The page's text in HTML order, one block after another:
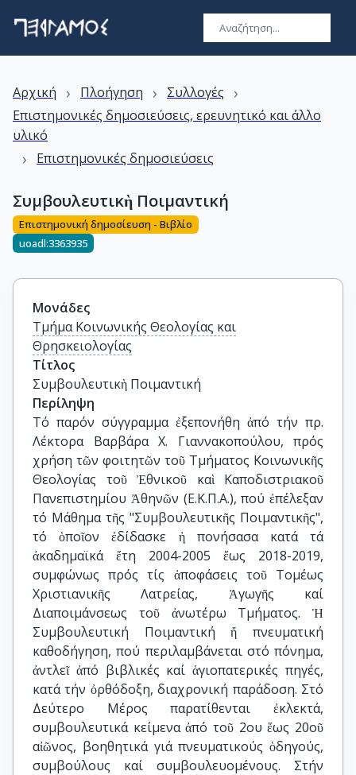
Αρχική › Πλοήγηση › Συλλογές ›
Επιστημονικές δημοσιεύσεις, ερευνητικό και άλλο
υλικό
› Επιστημονικές δημοσιεύσεις
Συμβουλευτικὴ Ποιμαντική
Επιστημονική δημοσίευση - Βιβλίο
uoadl:3363935
Μονάδες
Τμήμα Κοινωνικής Θεολογίας και
Θρησκειολογίας
Τίτλος
Συμβουλευτικὴ Ποιμαντική
Περίληψη
Τό παρόν σύγγραμμα ἐξεπονήθη ἀπό τήν πρ.
Λέκτορα Βαρβάρα Χ. Γιαννακοπούλου, πρός
χρήση τῶν φοιτητῶν τοῦ Τμήματος Κοινωνικῆς
Θεολογίας τοῦ Ἐθνικοῦ καὶ Καποδιστριακοῦ
Πανεπιστημίου Ἀθηνῶν (Ε.Κ.Π.Α.), πού ἐπέλεξαν
τό Μάθημα τῆς "Συμβουλευτικῆς Ποιμαντικῆς",
τό ὁποῖον ἐδίδασκε ἡ πονήσασα κατά τά
ἀκαδημαϊκά ἔτη 2004-2005 ἕως 2018-2019,
συμφώνως πρός τίς ἀποφάσεις τοῦ Τομέως
Χριστιανικῆς Λατρείας, Ἀγωγῆς καί
Διαποιμάνσεως τοῦ ἀνωτέρω Τμήματος. Ἡ
Συμβουλευτική Ποιμαντική ἤ πνευματική
καθοδήγηση, πού περιλαμβάνεται στό πόνημα,
ἀντλεῖ ἀπό βιβλικές καί ἁγιοπατερικές πηγές,
κατά τήν ὀρθόδοξη, διαχρονική παράδοση. Στό
Δεύτερο Μέρος παρατίθενται ἐκλεκτά,
συμβουλευτικά κείμενα ἀπό τοῦ 2ου ἕως 20οῦ
αἰῶνος, βοηθητικά γιά πνευματικούς ὁδηγούς,
συμβούλους καί συμβουλευομένους. Στήν